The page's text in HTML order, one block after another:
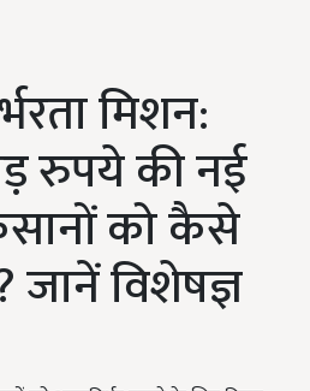
मिशन:
रुपये की नई
को कैसे
जानें विशेषज्ञ